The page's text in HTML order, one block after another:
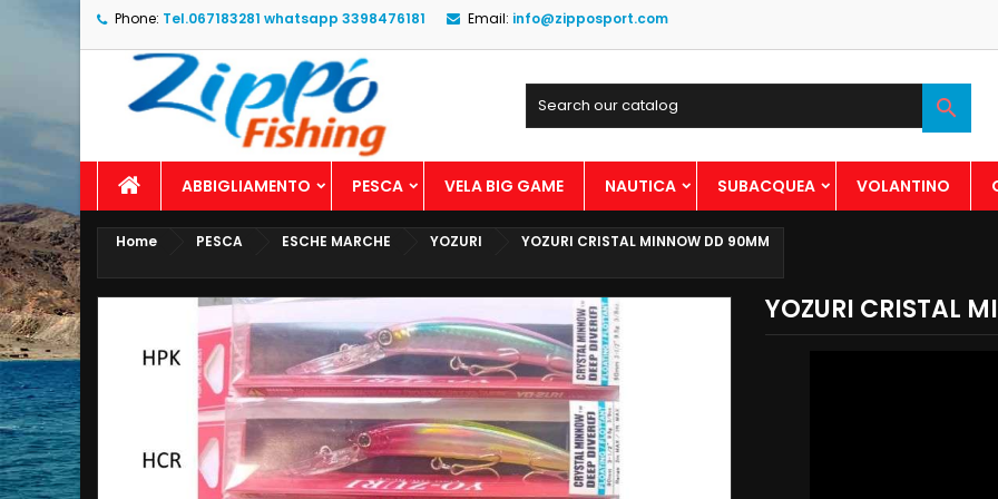
Phone: Tel.067183281 whatsapp 3398476181 Email: info@zipposport.com

ABBIGLIAMENTO PESCA VELA BIG GAME NAUTICA SUBACQUEA VOLANTINO
Home PESCA ESCHE MARCHE YOZURI YOZURI CRISTAL MINNOW DD 90MM
YOZURI CRISTAL